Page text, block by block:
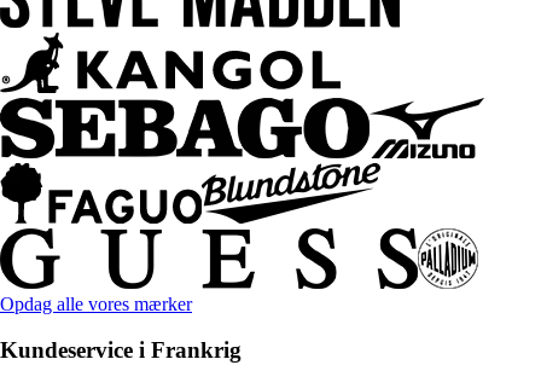
Opdag alle vores mærker
Kundeservice i Frankrig